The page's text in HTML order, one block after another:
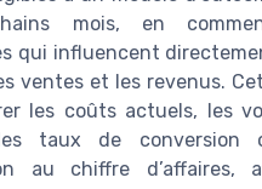
mois, en
qui influencent
ventes et les revenus.
les coûts actuels, les
taux de conversion
au chiffre d’affaires,